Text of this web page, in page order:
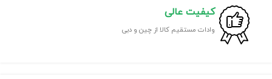
کیفیت عالی
وادات مستقیم کالا از چین و دبی